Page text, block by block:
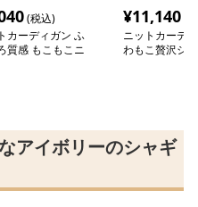
(税込)
カーディガン ふ
質感 もこもこニ
¥11,140
ニットカーデ
わもこ贅沢シ
アイボリーのシャギ